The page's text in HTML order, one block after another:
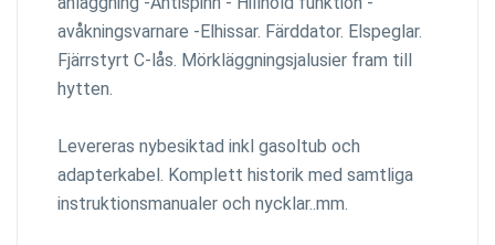
avåkningsvarnare -Elhissar. Färddator. Elspeglar.
Fjärrstyrt C-lås. Mörkläggningsjalusier fram till
hytten.
Levereras nybesiktad inkl gasoltub och
adapterkabel. Komplett historik med samtliga
instruktionsmanualer och nycklar..mm.